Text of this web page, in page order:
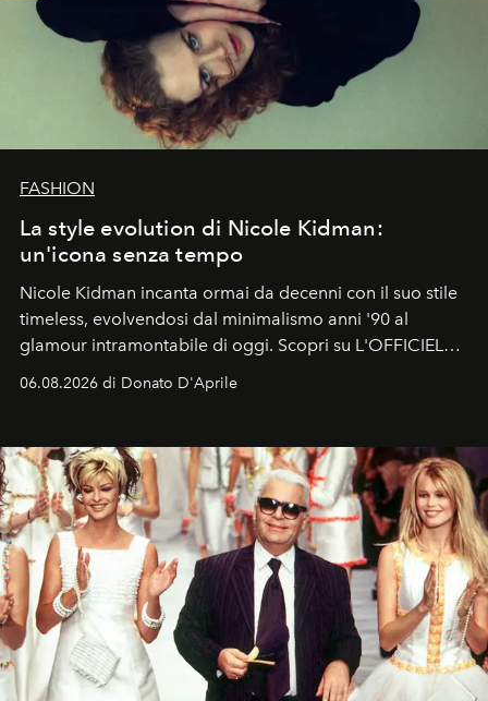
FASHION
La style evolution di Nicole Kidman:
un'icona senza tempo
Nicole Kidman incanta ormai da decenni con il suo stile
timeless, evolvendosi dal minimalismo anni '90 al
glamour intramontabile di oggi. Scopri su L'OFFICIEL
06.08.2026 di Donato D'Aprile